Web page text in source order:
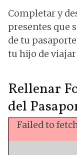
Completar y
presentes que
de tu
tu hijo de
Rellenar
del
Failed to